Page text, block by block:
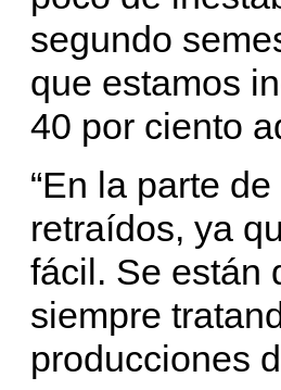
segundo
que estamos
40 por ciento
“En la parte
retraídos, ya
fácil. Se están
siempre
producciones